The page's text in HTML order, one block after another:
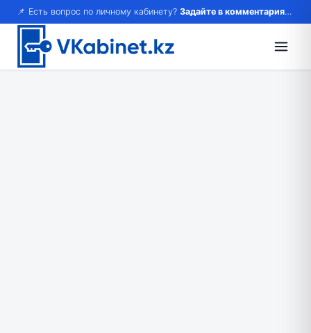
📌 Есть вопрос по личному кабинету? Задайте в комментариях — ответим!